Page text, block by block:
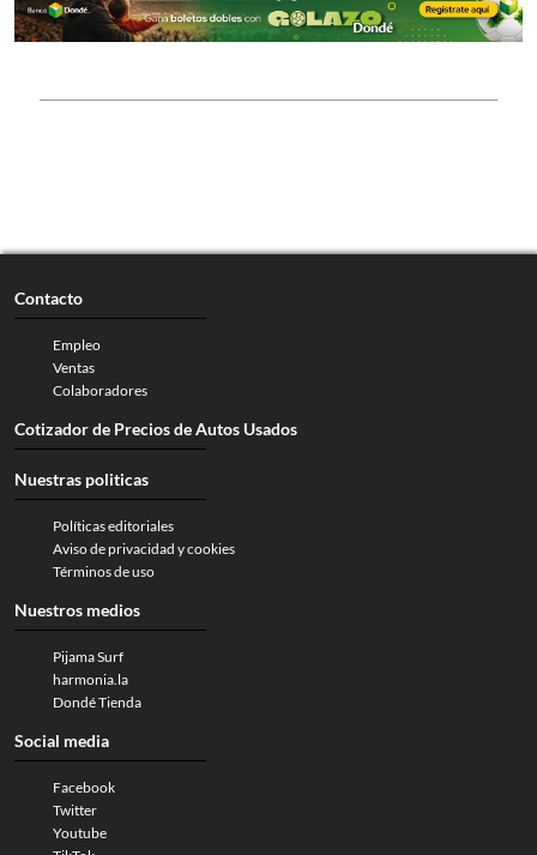
Contacto
Empleo
Ventas
Colaboradores
Cotizador de Precios de Autos Usados
Nuestras politicas
Políticas editoriales
Aviso de privacidad y cookies
Términos de uso
Nuestros medios
Pijama Surf
harmonia.la
Dondé Tienda
Social media
Facebook
Twitter
Youtube